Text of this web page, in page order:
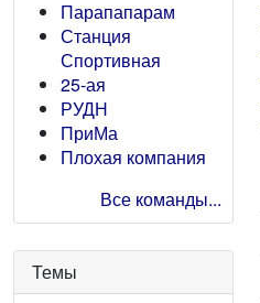
Парапапарам
Станция
Спортивная
25-ая
РУДН
ПриМа
Плохая компания
Все команды...
Темы